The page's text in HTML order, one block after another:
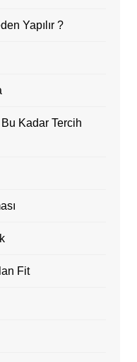
Yapılır ?
Kadar Tercih
Fit